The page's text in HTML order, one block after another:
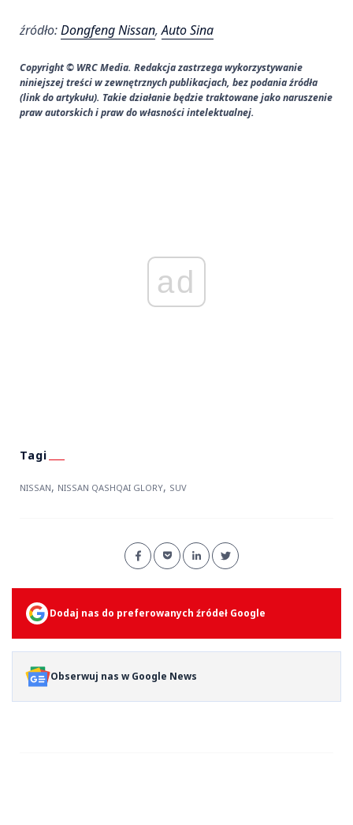
źródło:Dongfeng Nissan,Auto Sina
Copyright © WRC Media. Redakcja zastrzega wykorzystywanie
niniejszej treści w zewnętrznych publikacjach, bez podania źródła
(link do artykułu). Takie działanie będzie traktowane jako naruszenie
praw autorskich i praw do własności intelektualnej.
ad
NISSAN, NISSAN QASHQAI GLORY, SUV
Dodaj nas do preferowanych źródeł Google
Obserwuj nas w Google News